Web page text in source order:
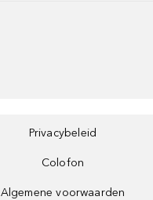
Privacybeleid
Colofon
Algemene voorwaarden